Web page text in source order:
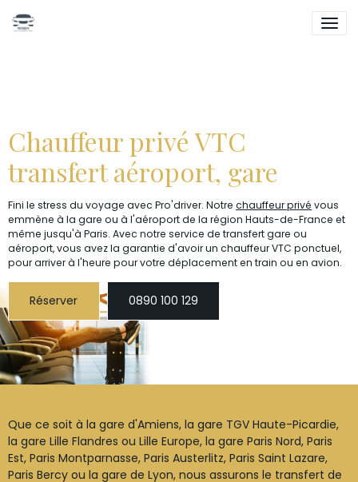
Chauffeur privé VTC
transfert aéroport, gare
Fini le stress du voyage avec Pro'driver. Notre chauffeur privé vous
emmène à la gare ou à l'aéroport de la région Hauts-de-France et
même jusqu'à Paris. Avec notre service de transfert gare ou
aéroport, vous avez la garantie d'avoir un chauffeur VTC ponctuel,
pour arriver à l'heure pour votre déplacement en train ou en avion.
Réserver 0890 100 129
Que ce soit à la gare d'Amiens, la gare TGV Haute-Picardie,
la gare Lille Flandres ou Lille Europe, la gare Paris Nord, Paris
Est, Paris Montparnasse, Paris Austerlitz, Paris Saint Lazare,
Paris Bercy ou la gare de Lyon, nous assurons le transfert de